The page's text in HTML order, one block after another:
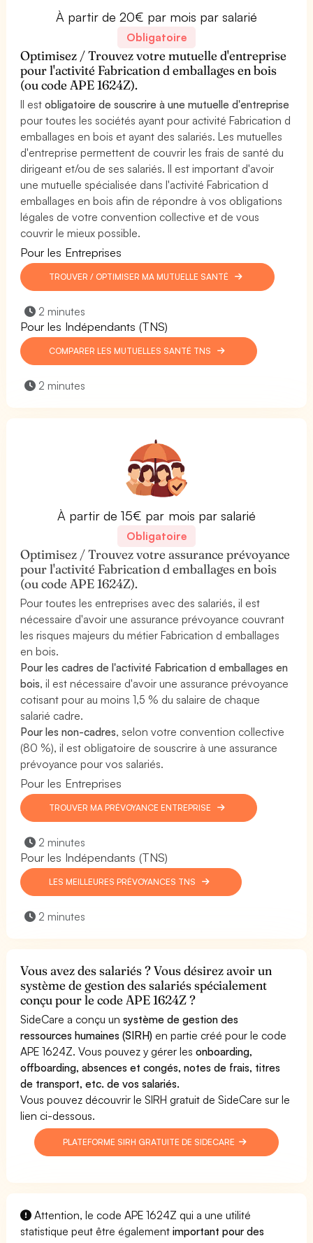
À partir de 20€ par mois par salarié
Obligatoire
Optimisez / Trouvez votre mutuelle d'entreprise
pour l'activité Fabrication d emballages en bois
(ou code APE 1624Z).
Il estobligatoire de souscrire à une mutuelle d'entreprise
pour toutes les sociétés ayant pour activité Fabrication d
emballages en bois et ayant des salariés. Les mutuelles
d'entreprise permettent de couvrir les frais de santé du
dirigeant et/ou de ses salariés. Il est important d'avoir
une mutuelle spécialisée dans l'activité Fabrication d
emballages en bois afin de répondre à vos obligations
légales de votre convention collective et de vous
couvrir le mieux possible.
Pour les Entreprises
TROUVER / OPTIMISER MA MUTUELLE SANTÉ
2 minutes
Pour les Indépendants (TNS)
COMPARER LES MUTUELLES SANTÉ TNS
2 minutes
À partir de 15€ par mois par salarié
Obligatoire
Optimisez / Trouvez votre assurance prévoyance
pour l'activité Fabrication d emballages en bois
(ou code APE 1624Z).
Pour toutes les entreprises avec des salariés, il est
nécessaire d'avoir une assurance prévoyance couvrant
les risques majeurs du métier Fabrication d emballages
en bois.
Pour les cadres de l'activité Fabrication d emballages en
bois, il est nécessaire d'avoir une assurance prévoyance
cotisant pour au moins 1,5 % du salaire de chaque
salarié cadre.
Pour les non-cadres, selon votre convention collective
(80 %), il est obligatoire de souscrire à une assurance
prévoyance pour vos salariés.
Pour les Entreprises
TROUVER MA PRÉVOYANCE ENTREPRISE
2 minutes
Pour les Indépendants (TNS)
LES MEILLEURES PRÉVOYANCES TNS
2 minutes
Vous avez des salariés ? Vous désirez avoir un
système de gestion des salariés spécialement
conçu pour le code APE 1624Z ?
SideCare a conçu unsystème de gestion des
ressources humaines (SIRH) en partie créé pour le code
APE 1624Z. Vous pouvez y gérer lesonboarding,
offboarding, absences et congés, notes de frais, titres
de transport, etc. de vos salariés.
Vous pouvez découvrir le SIRH gratuit de SideCare sur le
lien ci-dessous.
PLATEFORME SIRH GRATUITE DE SIDECARE
Attention, le code APE 1624Z qui a une utilité
statistique peut être égalementimportant pour des